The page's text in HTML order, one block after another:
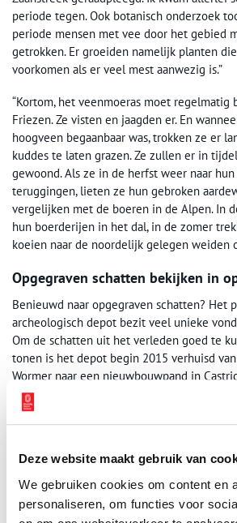
Deze website maakt gebruik van
We gebruiken cookies om content en
personaliseren, om functies voor
periode tegen. Ook botanisch onderzoek
periode mensen met vee door het gebied
getrokken. Er groeiden namelijk planten
voorkomen als er veel mest aanwezig is.”
“Kortom, het veenmoeras moet regelmatig
Friezen. Ze visten en jaagden er. En
hoogveen begaanbaar was, trokken ze er
kuddes te laten grazen. Ze zullen er in
gewoond. Als ze in de herfst weer naar
teruggingen, lieten ze hun gebroken
vergelijken met de boeren in de Alpen. In
hun boerderijen in het dal, in de zomer
koeien naar de noordelijk gelegen weiden
Opgegraven schatten bekijken in
Benieuwd naar opgegraven schatten? Het
archeologisch depot bezit veel unieke
Om de schatten uit het verleden goed te
tonen is het depot begin 2015 verhuisd
Wormer naar een nieuwbouwpand in
station. Daar is een ‘open depot’: een
tentoonstelling. Zowel specialisten als het
daar informatie krijgen en de mooiste
depot ligt dan wel niet meer aan de Zaan,
de bijzondere vondsten uit de regio te